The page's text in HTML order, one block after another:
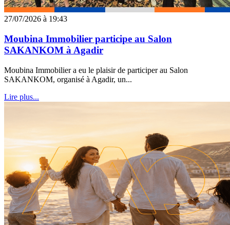
27/07/2026 à 19:43
Moubina Immobilier participe au Salon
SAKANKOM à Agadir
Moubina Immobilier a eu le plaisir de participer au Salon
SAKANKOM, organisé à Agadir, un...
Lire plus...